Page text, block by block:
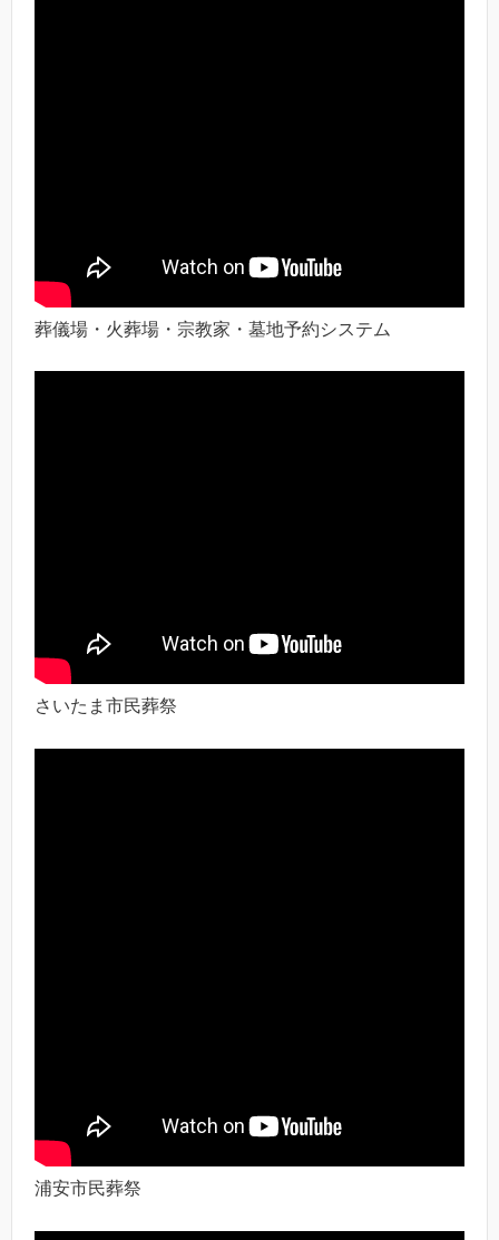
葬儀場・火葬場・宗教家・墓地予約システム
さいたま市民葬祭
浦安市民葬祭